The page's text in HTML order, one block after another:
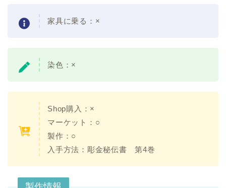
家具に乗る： ×
染色： ×
Shop購入：×
マーケット：○
製作：○
入手方法： 彫金秘伝書 第4巻